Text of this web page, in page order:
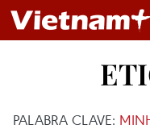
PALABRA CLAVE: